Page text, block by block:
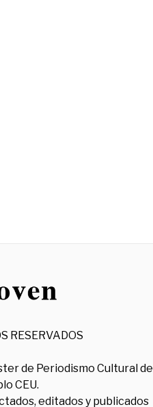
RESERVADOS
de Periodismo Cultural de
CEU.
editados y publicados